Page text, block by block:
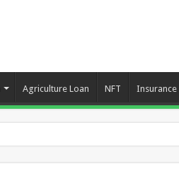
Agriculture Loan NFT Insurance